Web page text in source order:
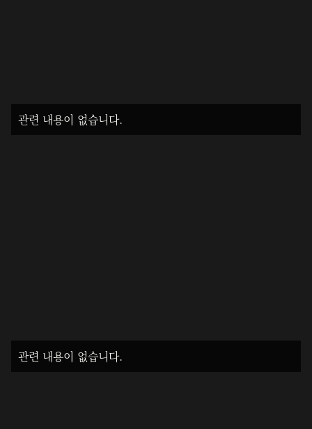
관련 내용이 없습니다.
관련 내용이 없습니다.